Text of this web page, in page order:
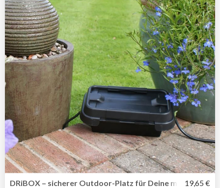
DRiBOX – sicherer Outdoor-Platz für Deine mobile19,65 €